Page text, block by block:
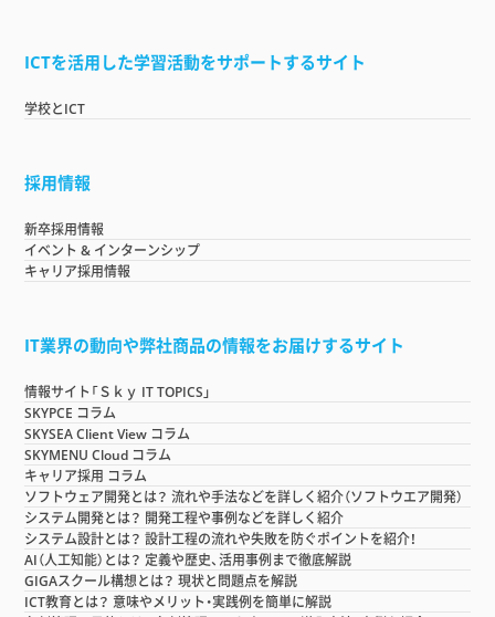
ICTを活用した学習活動をサポートするサイト
学校とICT
採用情報
新卒採用情報
イベント & インターンシップ
キャリア採用情報
IT業界の動向や弊社商品の情報をお届けするサイト
情報サイト「Ｓｋｙ IT TOPICS」
SKYPCE コラム
SKYSEA Client View コラム
SKYMENU Cloud コラム
キャリア採用 コラム
ソフトウェア開発とは？ 流れや手法などを詳しく紹介（ソフトウエア開発）
システム開発とは？ 開発工程や事例などを詳しく紹介
システム設計とは？ 設計工程の流れや失敗を防ぐポイントを紹介！
AI（人工知能）とは？ 定義や歴史、活用事例まで徹底解説
GIGAスクール構想とは？ 現状と問題点を解説
ICT教育とは？ 意味やメリット・実践例を簡単に解説